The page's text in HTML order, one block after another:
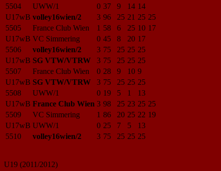
5504
UWW/1 0 37 9 14 14
U17wB volley16wien/2 3 96 25 21 25 25
5505
France Club Wien 1 58 6 25 10 17
U17wB VC Simmering 0 45 8 20 17
5506
volley16wien/2 3 75 25 25 25
U17wB SG VTW/VTRW 3 75 25 25 25
5507
France Club Wien 0 28 9 10 9
U17wB SG VTW/VTRW 3 75 25 25 25
5508
UWW/1 0 19 5 1
13
U17wB France Club Wien 3 98 25 23 25 25
5509
VC Simmering 1 86 20 25 22 19
U17wB UWW/1 0 25 7 5
13
5510
volley16wien/2 3 75 25 25 25
U19 (2011/2012)